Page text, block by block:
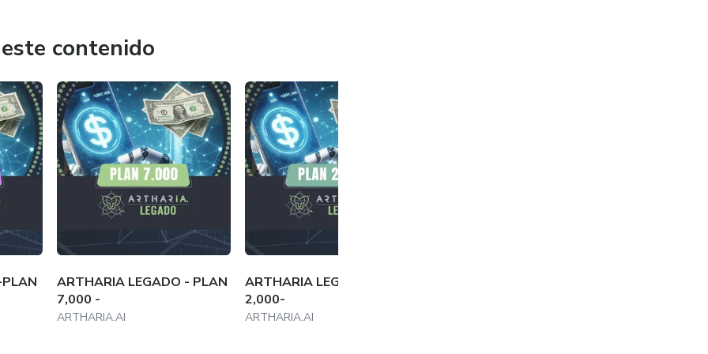
que ofrece el mercado de divisas de forma
todas las inversiones conllevan un riesgo.
contenido
ARTHARIA LEGADO - PLAN
7,000 -
ARTHARIA.AI
ARTHARIA LEGADO -PLAN
2,000-
ARTHARIA.AI